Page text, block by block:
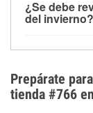
alrededor de
temperatura.
¿Se debe
del invierno?
el
extremo.
Prepárate
tienda #766